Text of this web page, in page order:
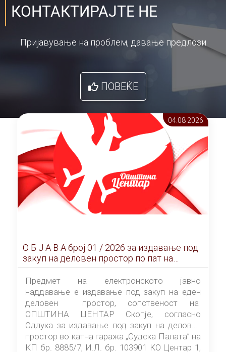
КОНТАКТИРАЈТЕ НЕ
Пријавување на проблем, давање предлози
ПОВЕЌЕ
04.08 2026
О Б Ј А В А брoj 01 / 2026 за издавање под
закуп на деловен простор по пат на
ЕЛЕКТРОНСКО ЈАВНО НАДДАВАЊЕ
Предмет на електронското јавно
наддавање е издавање под закуп на еден
деловен простор, сопственост на
ОПШТИНА ЦЕНТАР Скопје, согласно
Одлука за издавање под закуп на деловен
простор во катна гаража „Судска Палата” на
КП бр. 8885/7, И.Л. бр. 103901 КО Центар 1,